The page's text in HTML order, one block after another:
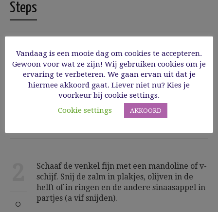
Steps
1
Maak de dressing door de eidooier en
mosterd los te kloppen. Voeg de olie al
roerend toe en het sap van 1 sinaasappel en
enkele druppels witte wijnazijn. Breng op
smaak met peper en zout.
Schaaf de venkel fijn met een mandoline of v-
schijf. Snij de zalm in plakjes, olijven in de
helft of in ringen en de andere sinaasappel in
partjes (a vif snijden).
Vandaag is een mooie dag om cookies te accepteren.
Gewoon voor wat ze zijn! Wij gebruiken cookies om je
ervaring te verbeteren. We gaan ervan uit dat je
hiermee akkoord gaat. Liever niet nu? Kies je
voorkeur bij cookie settings.
Cookie settings
AKKOORD